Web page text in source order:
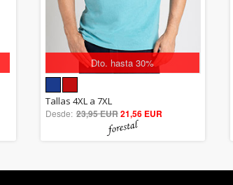
Dto. hasta 30%
5.00
out of 5
Tallas 4XL a 7XL
Desde: 23,95 EUR21,56 EUR